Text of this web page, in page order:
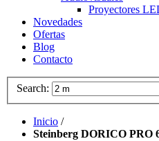
Proyectores
Novedades
Ofertas
Blog
Contacto
Search:
Inicio /
Steinberg DORICO PRO